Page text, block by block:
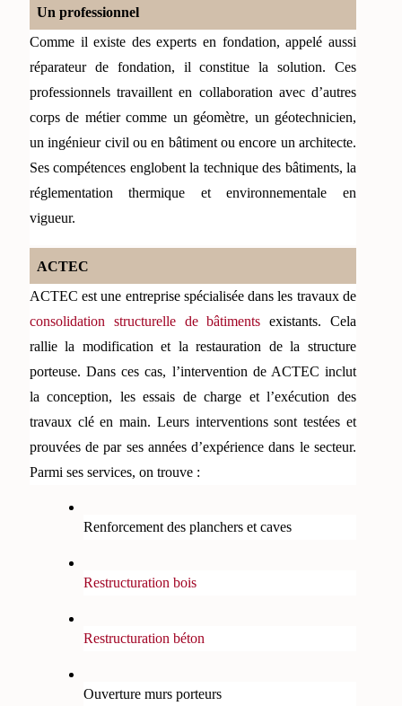
Un professionnel
Comme il existe des experts en fondation, appelé aussi
réparateur de fondation, il constitue la solution. Ces
professionnels travaillent en collaboration avec d’autres
corps de métier comme un géomètre, un géotechnicien,
un ingénieur civil ou en bâtiment ou encore un architecte.
Ses compétences englobent la technique des bâtiments, la
réglementation thermique et environnementale en
vigueur.
ACTEC
ACTEC est une entreprise spécialisée dans les travaux de
consolidation structurelle de bâtiments existants. Cela
rallie la modification et la restauration de la structure
porteuse. Dans ces cas, l’intervention de ACTEC inclut
la conception, les essais de charge et l’exécution des
travaux clé en main. Leurs interventions sont testées et
prouvées de par ses années d’expérience dans le secteur.
Parmi ses services, on trouve :
Renforcement des planchers et caves
Restructuration bois
Restructuration béton
Ouverture murs porteurs